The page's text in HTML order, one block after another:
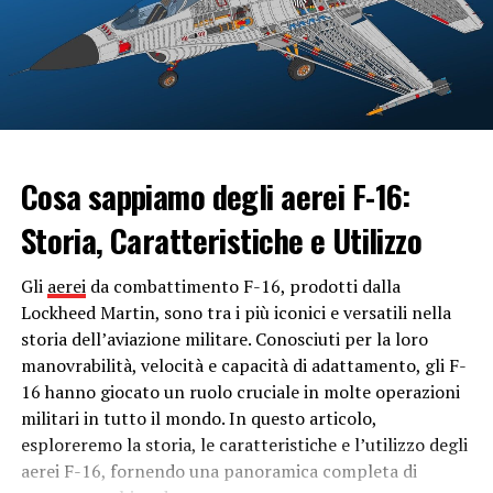
Dashboard, è presente l’ app delle Mappe di Apple, le
indicazioni stradali e i comandi per ascoltare la musica.
Impostazioni: Android Auto perde il
confronto
delle impostazionisegna una grande differenza tra
Android Auto e CarPlay. Nel sistema Google le
impostazioni vanno modificate da smartphone, mentre
lo strumento Apple consente di andare a modificare
svariate impostazioni direttamente dall’interfaccia,
come ad esempio la modalità scura o chiara,
l’inserimento della modalità non disturbare e la
disattivazione completa delle notifiche.
Assistenti vocali: male sia Google che
Apple
Cosa sappiamo degli aerei F-16:
Storia, Caratteristiche e Utilizzo
Gli aereida combattimento F-16, prodotti dalla
Lockheed Martin, sono tra i più iconici e versatili nella
storia dell’aviazione militare. Conosciuti per la loro
manovrabilità, velocità e capacità di adattamento, gli F-
16 hanno giocato un ruolo cruciale in molte operazioni
militari in tutto il mondo. In questo articolo,
esploreremo la storia, le caratteristiche e l’utilizzo degli
aerei F-16, fornendo una panoramica completa di